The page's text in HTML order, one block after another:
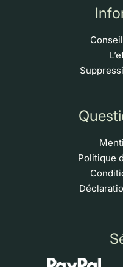
Politique